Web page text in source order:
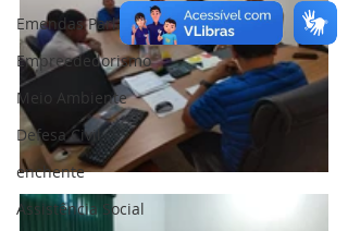
Emendas Parlamentares
Empreededorismo
Meio Ambiente
Defesa Civil
enchente
Assistência Social